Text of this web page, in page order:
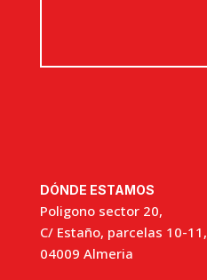
DÓNDE ESTAMOS
Poligono sector 20,
C/ Estaño, parcelas 10-11,
04009 Almeria